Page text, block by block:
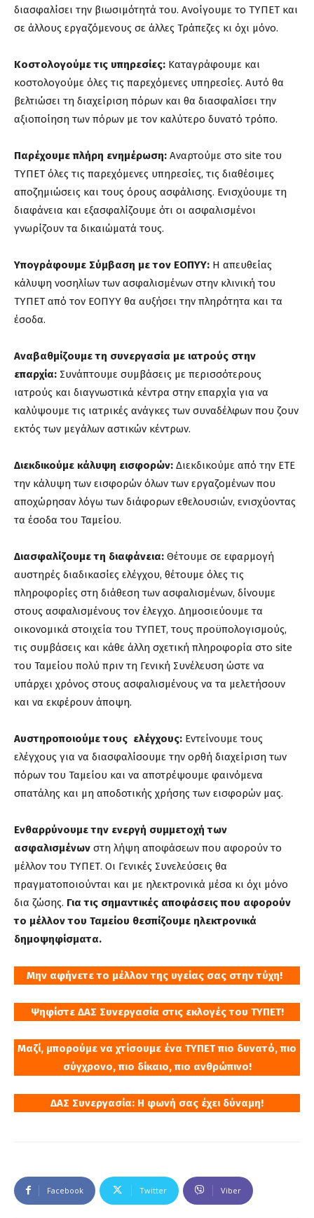
διασφαλίσει την βιωσιμότητά του. Ανοίγουμε το ΤΥΠΕΤ και
σε άλλους εργαζόμενους σε άλλες Τράπεζες κι όχι μόνο.
Κοστολογούμε τις υπηρεσίες: Καταγράφουμε και
κοστολογούμε όλες τις παρεχόμενες υπηρεσίες. Αυτό θα
βελτιώσει τη διαχείριση πόρων και θα διασφαλίσει την
αξιοποίηση των πόρων με τον καλύτερο δυνατό τρόπο.
Παρέχουμε πλήρη ενημέρωση: Αναρτούμε στο site του
ΤΥΠΕΤ όλες τις παρεχόμενες υπηρεσίες, τις διαθέσιμες
αποζημιώσεις και τους όρους ασφάλισης. Ενισχύουμε τη
διαφάνεια και εξασφαλίζουμε ότι οι ασφαλισμένοι
γνωρίζουν τα δικαιώματά τους.
Υπογράφουμε Σύμβαση με τον ΕΟΠΥΥ: Η απευθείας
κάλυψη νοσηλίων των ασφαλισμένων στην κλινική του
ΤΥΠΕΤ από τον ΕΟΠΥΥ θα αυξήσει την πληρότητα και τα
έσοδα.
Αναβαθμίζουμε τη συνεργασία με ιατρούς στην
επαρχία: Συνάπτουμε συμβάσεις με περισσότερους
ιατρούς και διαγνωστικά κέντρα στην επαρχία για να
καλύψουμε τις ιατρικές ανάγκες των συναδέλφων που ζουν
εκτός των μεγάλων αστικών κέντρων.
Διεκδικούμε κάλυψη εισφορών: Διεκδικούμε από την ΕΤΕ
την κάλυψη των εισφορών όλων των εργαζομένων που
αποχώρησαν λόγω των διάφορων εθελουσιών, ενισχύοντας
τα έσοδα του Ταμείου.
Διασφαλίζουμε τη διαφάνεια: Θέτουμε σε εφαρμογή
αυστηρές διαδικασίες ελέγχου, θέτουμε όλες τις
πληροφορίες στη διάθεση των ασφαλισμένων, δίνουμε
στους ασφαλισμένους τον έλεγχο. Δημοσιεύουμε τα
οικονομικά στοιχεία του ΤΥΠΕΤ, τους προϋπολογισμούς,
τις συμβάσεις και κάθε άλλη σχετική πληροφορία στο site
του Ταμείου πολύ πριν τη Γενική Συνέλευση ώστε να
υπάρχει χρόνος στους ασφαλισμένους να τα μελετήσουν
και να εκφέρουν άποψη.
Αυστηροποιούμε τους ελέγχους: Εντείνουμε τους
ελέγχους για να διασφαλίσουμε την ορθή διαχείριση των
πόρων του Ταμείου και να αποτρέψουμε φαινόμενα
σπατάλης και μη αποδοτικής χρήσης των εισφορών μας.
Ενθαρρύνουμε την ενεργή συμμετοχή των
ασφαλισμένων στη λήψη αποφάσεων που αφορούν το
μέλλον του ΤΥΠΕΤ. Οι Γενικές Συνελεύσεις θα
πραγματοποιούνται και με ηλεκτρονικά μέσα κι όχι μόνο
δια ζώσης. Για τις σημαντικές αποφάσεις που αφορούν
το μέλλον του Ταμείου θεσπίζουμε ηλεκτρονικά
δημοψηφίσματα.
Μην αφήνετε το μέλλον της υγείας σας στην τύχη!
Ψηφίστε ΔΑΣ Συνεργασία στις εκλογές του ΤΥΠΕΤ!
Μαζί, μπορούμε να χτίσουμε ένα ΤΥΠΕΤ πιο δυνατό, πιο
σύγχρονο, πιο δίκαιο, πιο ανθρώπινο!
ΔΑΣ Συνεργασία: Η φωνή σας έχει δύναμη!
Facebook Twitter Viber